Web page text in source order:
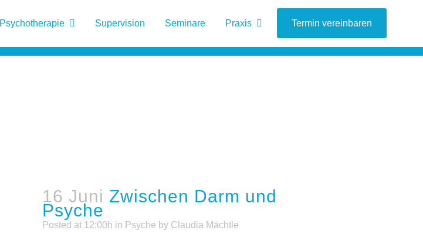
Termin vereinbaren
Psychotherapie Supervision Seminare Praxis Blog
16 Juni Zwischen Darm und
Psyche
Posted at 12:00h in Psyche by Claudia Mächtle